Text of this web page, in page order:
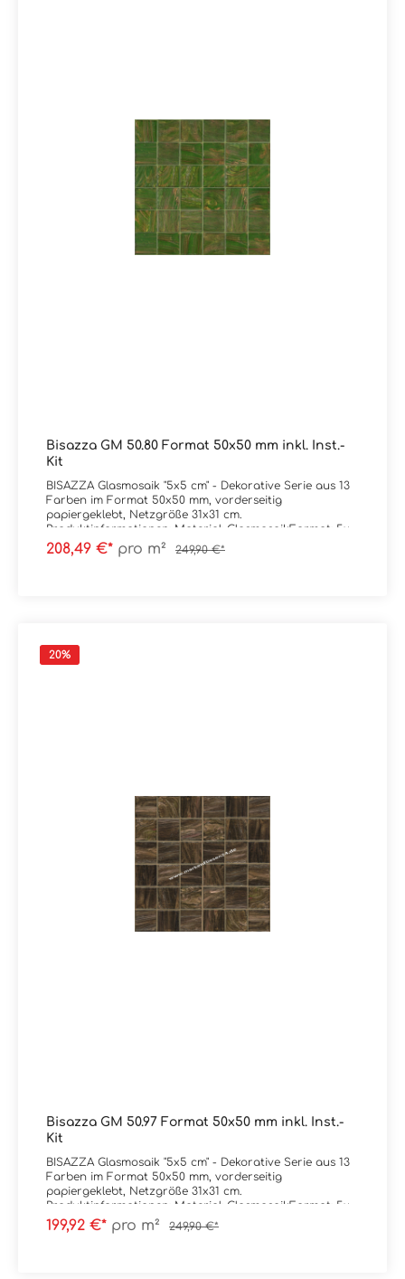
Bisazza GM 50.80 Format 50x50 mm inkl. Inst.-
Kit
BISAZZA Glasmosaik "5x5 cm" - Dekorative Serie aus 13
Farben im Format 50x50 mm, vorderseitig
papiergeklebt, Netzgröße 31x31 cm.
Produktinformationen: Material: GlasmosaikFormat: 5x5
cm (Netz = 31x31 cm)Stärke: 4,5 mmFarbe: GM
50.80Gewicht: 9 kg/m²Trittsicherheit: --
208,49 €* pro m² 249,90 €*
20%
Bisazza GM 50.97 Format 50x50 mm inkl. Inst.-
Kit
BISAZZA Glasmosaik "5x5 cm" - Dekorative Serie aus 13
Farben im Format 50x50 mm, vorderseitig
papiergeklebt, Netzgröße 31x31 cm.
Produktinformationen: Material: GlasmosaikFormat: 5x5
cm (Netz = 31x31 cm)Stärke: 4,5 mmFarbe: GM
50.97Gewicht: 9 kg/m²Trittsicherheit: --
199,92 €* pro m² 249,90 €*